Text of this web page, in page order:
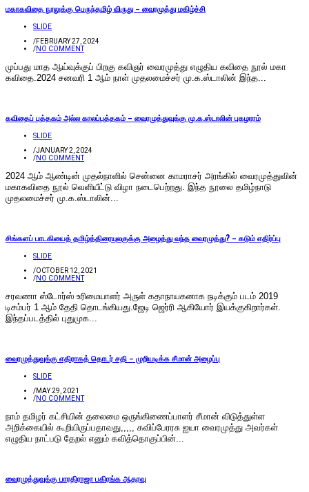
மகாகவிதை நூலுக்கு பெருந்தமிழ் விருது – வைரமுத்து மகிழ்ச்சி
SLIDE
/FEBRUARY 27, 2024
/NO COMMENT
முப்பது மாத ஆய்வுக்குப் பிறகு கவிஞர் வைரமுத்து எழுதிய கவிதை நூல் மகா
கவிதை.2024 சனவரி 1 ஆம் நாள் முதலமைச்சர் மு.க.ஸ்டாலின் இந்த...
கவிதைப் புத்தகம் அல்ல காலப்புத்தகம் – வைரமுத்துவுக்கு மு.க.ஸ்டாலின் புகழாரம்
SLIDE
/JANUARY 2, 2024
/NO COMMENT
2024 ஆம் ஆண்டின் முதல்நாளில் சென்னை காமராசர் அரங்கில் வைரமுத்துவின்
மகாகவிதை நூல் வெளியீட்டு விழா நடைபெற்றது. இந்த நூலை தமிழ்நாடு
முதலமைச்சர் மு.க.ஸ்டாலின்...
சிங்களப் பாடகியைத் தமிழ்த்திரையுலகுக்கு அழைத்து வந்த வைரமுத்து? – கடும் எதிர்ப்பு
SLIDE
/OCTOBER 12, 2021
/NO COMMENT
சரவணா ஸ்டோர்ஸ் உரிமையாளர் அருள் கதாநாயகனாக நடிக்கும் படம் 2019
டிசம்பர் 1 ஆம் தேதி தொடங்கியது.ஜேடி ஜெர்ரி ஆகியோர் இயக்குகிறார்கள்.
இந்தப்படத்தில் புதுமுக...
வைரமுத்துவுக்கு எதிராகத் தொடர் சதி – முறியடிக்க சீமான் அழைப்பு
SLIDE
/MAY 29, 2021
/NO COMMENT
நாம் தமிழர் கட்சியின் தலைமை ஒருங்கிணைப்பாளர் சீமான் விடுத்துள்ள
அறிக்கையில் கூறியிருப்பதாவது,,,,, கவிப்பேரரசு ஐயா வைரமுத்து அவர்கள்
எழுதிய நாட்படு தேறல் எனும் கவித்தொகுப்பின்...
வைரமுத்துவுக்கு பாரதிராஜா பகிரங்க ஆதரவு